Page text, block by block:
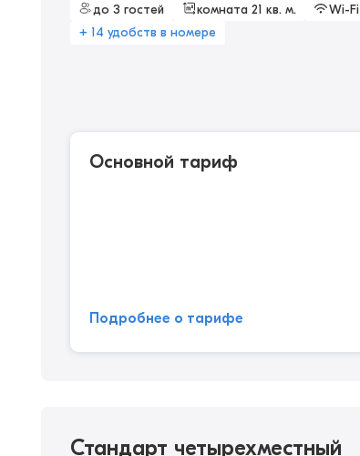
до 3 гостей комната 21 кв. м. Wi-Fi
+ 14 удобств в номере
Основной тариф
Подробнее о тарифе
Стандарт четырехместный